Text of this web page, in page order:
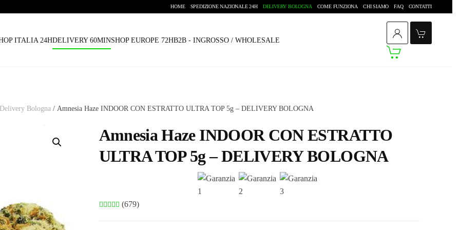
HOME SPEDIZIONE NAZIONALE 24H DELIVERY BOLOGNA COME FUNZIONA CHI SIAMO FAQ CONTATTI
ITALIA 24HDELIVERY 60MINSHOP EUROPE 72HB2B - INGROSSO / WHOLESALE
Bologna/ Amnesia Haze INDOOR CON ESTRATTO ULTRA TOP 5g – DELIVERY BOLOGNA
Amnesia Haze INDOOR CON ESTRATTO
ULTRA TOP 5g – DELIVERY BOLOGNA
(679)